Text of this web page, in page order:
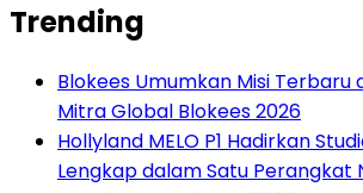
Trending
Blokees Umumkan Misi Terbaru
Mitra Global Blokees 2026
Hollyland MELO P1 Hadirkan
Lengkap dalam Satu Perangkat